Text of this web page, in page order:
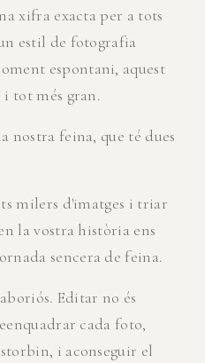
xifra exacta per a tots
estil de fotografia
espontani, aquest
tot més gran.
nostra feina, que té dues
milers d'imatges i triar
la vostra història ens
sencera de feina.
Editar no és
cada foto,
i aconseguir el